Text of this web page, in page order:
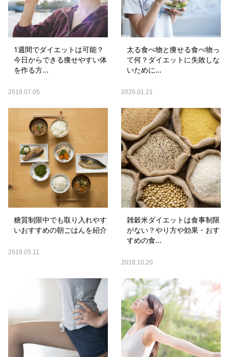
1週間でダイエットは可能？
今日からできる痩せやすい体
を作る方...
2018.07.05
太る食べ物と痩せる食べ物っ
て何？ダイエットに失敗しな
いために...
2020.01.21
糖質制限中でも取り入れやす
いおすすめの朝ごはんを紹介
2019.05.11
雑穀米ダイエットは食事制限
がない？やり方や効果・おす
すめの食...
2018.10.20